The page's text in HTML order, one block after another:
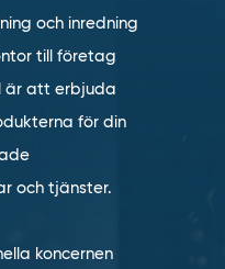
och inredning
till företag
är att erbjuda
för din
och tjänster.
koncernen